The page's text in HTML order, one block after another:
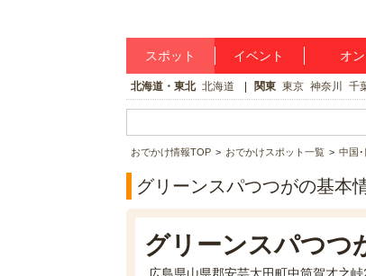
スポット イベント オ
北海道・東北 北海道 関東 東京 神奈川 千
おでかけ情報TOP おでかけスポット一覧 中国･
グリーンスパつつがの基本
グリーンスパつつ